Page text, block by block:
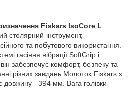
Fiskars IsoCore L
столярний інструмент,
та побутового використання.
гасіння вібрації SoftGrip і
забезпечує комфорт, безпеку та
різних завдань.Молоток Fiskars з
довжину - 394 мм. Вага голівки-